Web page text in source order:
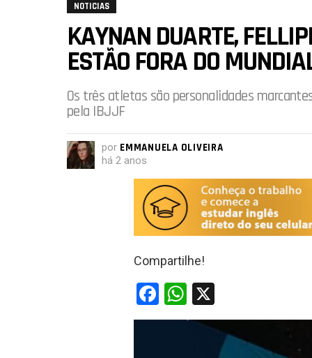
NOTICIAS
KAYNAN DUARTE,
ESTÃO FORA DO
Os três atletas são personalidades
pela IBJJF
por EMMANUELA OLIVEIRA
há 2 anos
Compartilhe!
F
a
W
h